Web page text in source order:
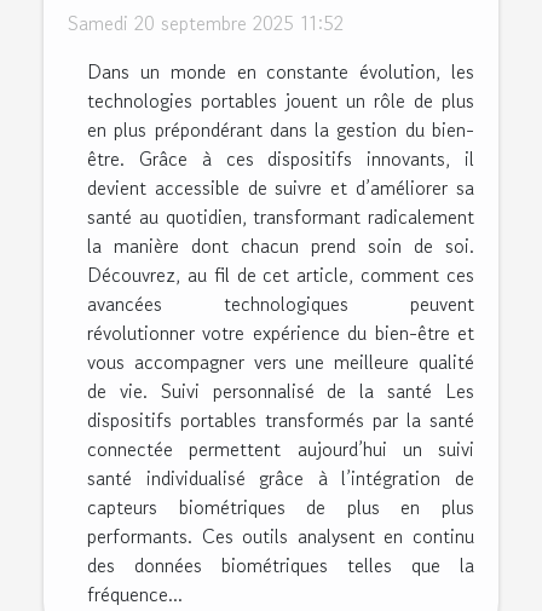
Samedi 20 septembre 2025 11:52
Dans un monde en constante évolution, les
technologies portables jouent un rôle de plus
en plus prépondérant dans la gestion du bien-
être. Grâce à ces dispositifs innovants, il
devient accessible de suivre et d’améliorer sa
santé au quotidien, transformant radicalement
la manière dont chacun prend soin de soi.
Découvrez, au fil de cet article, comment ces
avancées technologiques peuvent
révolutionner votre expérience du bien-être et
vous accompagner vers une meilleure qualité
de vie. Suivi personnalisé de la santé Les
dispositifs portables transformés par la santé
connectée permettent aujourd’hui un suivi
santé individualisé grâce à l’intégration de
capteurs biométriques de plus en plus
performants. Ces outils analysent en continu
des données biométriques telles que la
fréquence...